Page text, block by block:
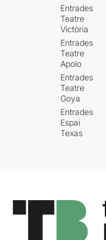
Entrades
Teatre
Victòria
Entrades
Teatre
Apolo
Entrades
Teatre
Goya
Entrades
Espai
Texas